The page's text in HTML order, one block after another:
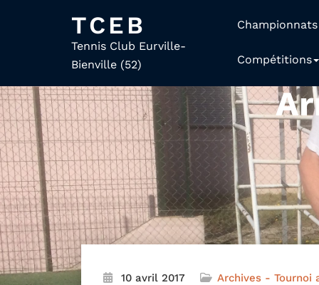
TCEB
Tennis Club Eurville-
Bienville (52)
Compétitions
10 avril 2017 Archives - Tournoi